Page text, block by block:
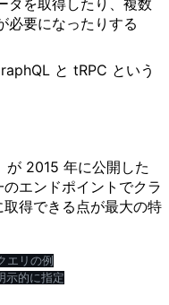
タを取得したり、複数
必要になったりする
と tRPC という
2015 年に公開した
エンドポイントでクラ
得できる点が最大の特
リの例
示的に指定